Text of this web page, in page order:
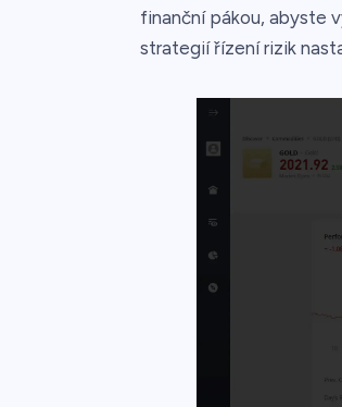
finanční pákou, abyste
strategií řízení rizik